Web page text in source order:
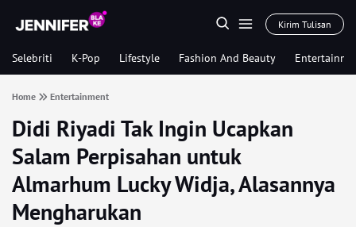
Kirim Tulisan
Selebriti K-Pop Lifestyle Fashion And Beauty
Home Entertainment
Didi Riyadi Tak Ingin Ucapkan
Salam Perpisahan untuk
Almarhum Lucky Widja, Alasannya
Mengharukan